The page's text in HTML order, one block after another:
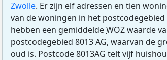
Zwolle. Er zijn elf adressen en tien
van de woningen in het
hebben een gemiddeldeWOZwaarde
postcodegebied 8013 AG, waarvan de
oud is. Postcode 8013AG telt vijf